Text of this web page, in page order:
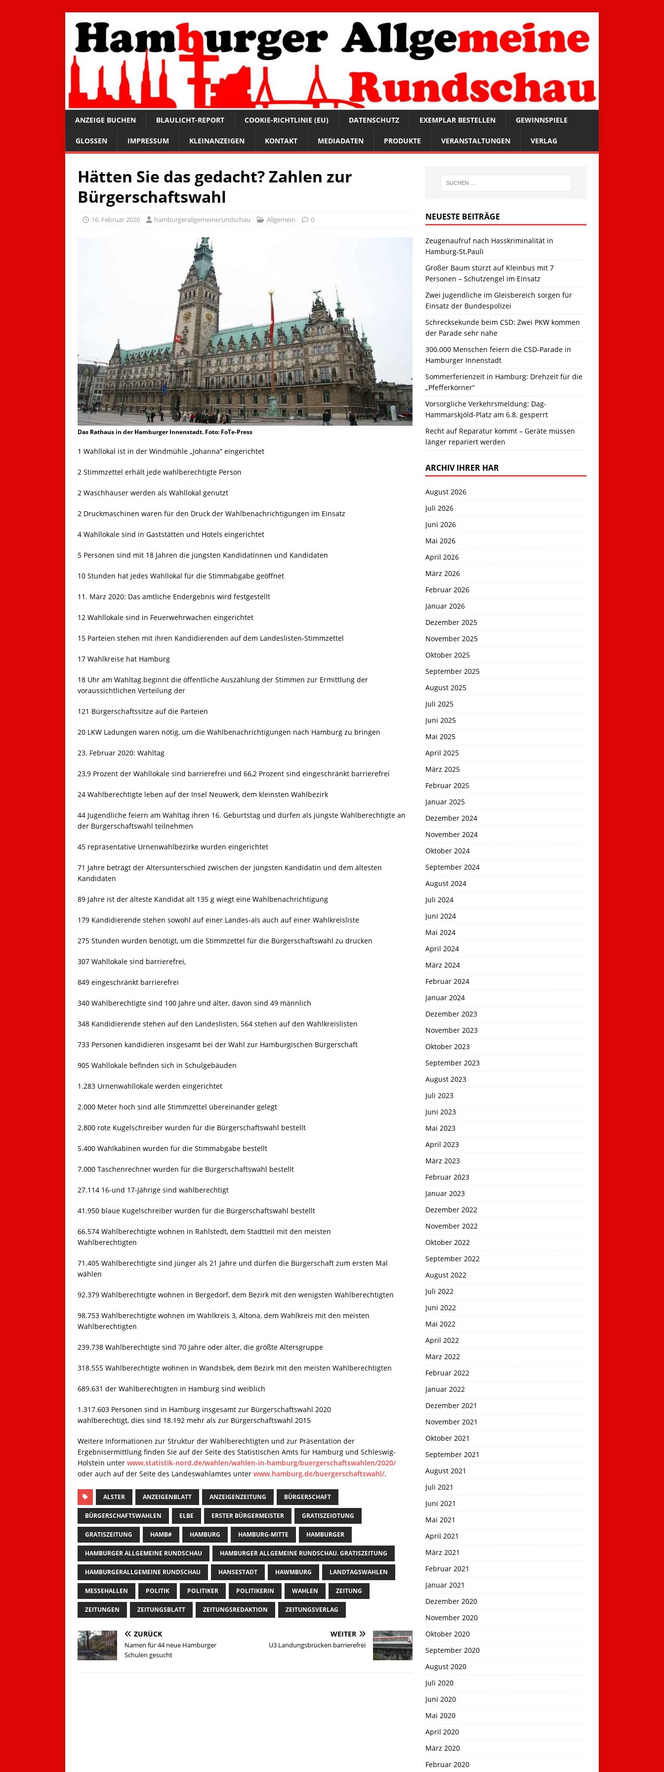
ANZEIGE BUCHEN BLAULICHT-REPORT COOKIE-RICHTLINIE (EU) DATENSCHUTZ EXEMPLAR BESTELLEN GEWINNSPIELE
GLOSSEN IMPRESSUM KLEINANZEIGEN KONTAKT MEDIADATEN PRODUKTE VERANSTALTUNGEN VERLAG
Hätten Sie das gedacht? Zahlen zur
Bürgerschaftswahl
16. Februar 2020 hamburgerallgemeinerundschau Allgemein 0
Das Rathaus in der Hamburger Innenstadt. Foto: FoTe-Press
1 Wahllokal ist in der Windmühle „Johanna“ eingerichtet
2 Stimmzettel erhält jede wahlberechtigte Person
2 Waschhäuser werden als Wahllokal genutzt
2 Druckmaschinen waren für den Druck der Wahlbenachrichtigungen im Einsatz
4 Wahllokale sind in Gaststätten und Hotels eingerichtet
5 Personen sind mit 18 Jahren die jüngsten Kandidatinnen und Kandidaten
10 Stunden hat jedes Wahllokal für die Stimmabgabe geöffnet
11. März 2020: Das amtliche Endergebnis wird festgestellt
12 Wahllokale sind in Feuerwehrwachen eingerichtet
15 Parteien stehen mit ihren Kandidierenden auf dem Landeslisten-Stimmzettel
17 Wahlkreise hat Hamburg
18 Uhr am Wahltag beginnt die öffentliche Auszählung der Stimmen zur Ermittlung der
voraussichtlichen Verteilung der
121 Bürgerschaftssitze auf die Parteien
20 LKW Ladungen waren nötig, um die Wahlbenachrichtigungen nach Hamburg zu bringen
23. Februar 2020: Wahltag
23,9 Prozent der Wahllokale sind barrierefrei und 66,2 Prozent sind eingeschränkt barrierefrei
24 Wahlberechtigte leben auf der Insel Neuwerk, dem kleinsten Wahlbezirk
44 Jugendliche feiern am Wahltag ihren 16. Geburtstag und dürfen als jüngste Wahlberechtigte an
der Bürgerschaftswahl teilnehmen
45 repräsentative Urnenwahlbezirke wurden eingerichtet
71 Jahre beträgt der Altersunterschied zwischen der jüngsten Kandidatin und dem ältesten
Kandidaten
89 Jahre ist der älteste Kandidat alt 135 g wiegt eine Wahlbenachrichtigung
179 Kandidierende stehen sowohl auf einer Landes-als auch auf einer Wahlkreisliste
275 Stunden wurden benötigt, um die Stimmzettel für die Bürgerschaftswahl zu drucken
307 Wahllokale sind barrierefrei,
849 eingeschränkt barrierefrei
340 Wahlberechtigte sind 100 Jahre und älter, davon sind 49 männlich
348 Kandidierende stehen auf den Landeslisten, 564 stehen auf den Wahlkreislisten
733 Personen kandidieren insgesamt bei der Wahl zur Hamburgischen Bürgerschaft
905 Wahllokale befinden sich in Schulgebäuden
1.283 Urnenwahllokale werden eingerichtet
2.000 Meter hoch sind alle Stimmzettel übereinander gelegt
2.800 rote Kugelschreiber wurden für die Bürgerschaftswahl bestellt
5.400 Wahlkabinen wurden für die Stimmabgabe bestellt
7.000 Taschenrechner wurden für die Bürgerschaftswahl bestellt
27.114 16-und 17-Jährige sind wahlberechtigt
41.950 blaue Kugelschreiber wurden für die Bürgerschaftswahl bestellt
66.574 Wahlberechtigte wohnen in Rahlstedt, dem Stadtteil mit den meisten
Wahlberechtigten
71.405 Wahlberechtigte sind jünger als 21 Jahre und dürfen die Bürgerschaft zum ersten Mal
wählen
92.379 Wahlberechtigte wohnen in Bergedorf, dem Bezirk mit den wenigsten Wahlberechtigten
98.753 Wahlberechtigte wohnen im Wahlkreis 3, Altona, dem Wahlkreis mit den meisten
Wahlberechtigten
239.738 Wahlberechtigte sind 70 Jahre oder älter, die größte Altersgruppe
318.555 Wahlberechtigte wohnen in Wandsbek, dem Bezirk mit den meisten Wahlberechtigten
689.631 der Wahlberechtigten in Hamburg sind weiblich
1.317.603 Personen sind in Hamburg insgesamt zur Bürgerschaftswahl 2020
wahlberechtigt, dies sind 18.192 mehr als zur Bürgerschaftswahl 2015
Weitere Informationen zur Struktur der Wahlberechtigten und zur Präsentation der
Ergebnisermittlung finden Sie auf der Seite des Statistischen Amts für Hamburg und Schleswig-
Holstein unter www.statistik-nord.de/wahlen/wahlen-in-hamburg/buergerschaftswahlen/2020/
oder auch auf der Seite des Landeswahlamtes unter www.hamburg.de/buergerschaftswahl/.
ALSTER ANZEIGENBLATT ANZEIGENZEITUNG BÜRGERSCHAFT
BÜRGERSCHAFTSWAHLEN ELBE ERSTER BÜRGERMEISTER GRATISZEIOTUNG
GRATISZEITUNG HAMB# HAMBURG HAMBURG-MITTE HAMBURGER
HAMBURGER ALLGEMEINE RUNDSCHAU HAMBURGER ALLGEMEINE RUNDSCHAU. GRATISZEITUNG
HAMBURGERALLGEMEINE RUNDSCHAU HANSESTADT HAWMBURG LANDTAGSWAHLEN
MESSEHALLEN POLITIK POLITIKER POLITIKERIN WAHLEN ZEITUNG
ZEITUNGEN ZEITUNGSBLATT ZEITUNGSREDAKTION ZEITUNGSVERLAG
ZURÜCK
Namen für 44 neue Hamburger
Schulen gesucht
WEITER
U3 Landungsbrücken barrierefrei
NEUESTE BEITRÄGE
Zeugenaufruf nach Hasskriminalität in
Hamburg-St.Pauli
Großer Baum stürzt auf Kleinbus mit 7
Personen – Schutzengel im Einsatz
Zwei Jugendliche im Gleisbereich sorgen für
Einsatz der Bundespolizei
Schrecksekunde beim CSD: Zwei PKW kommen
der Parade sehr nahe
300.000 Menschen feiern die CSD-Parade in
Hamburger Innenstadt
Sommerferienzeit in Hamburg: Drehzeit für die
„Pfefferkörner“
Vorsorgliche Verkehrsmeldung: Dag-
Hammarskjöld-Platz am 6.8. gesperrt
Recht auf Reparatur kommt – Geräte müssen
länger repariert werden
ARCHIV IHRER HAR
August 2026
Juli 2026
Juni 2026
Mai 2026
April 2026
März 2026
Februar 2026
Januar 2026
Dezember 2025
November 2025
Oktober 2025
September 2025
August 2025
Juli 2025
Juni 2025
Mai 2025
April 2025
März 2025
Februar 2025
Januar 2025
Dezember 2024
November 2024
Oktober 2024
September 2024
August 2024
Juli 2024
Juni 2024
Mai 2024
April 2024
März 2024
Februar 2024
Januar 2024
Dezember 2023
November 2023
Oktober 2023
September 2023
August 2023
Juli 2023
Juni 2023
Mai 2023
April 2023
März 2023
Februar 2023
Januar 2023
Dezember 2022
November 2022
Oktober 2022
September 2022
August 2022
Juli 2022
Juni 2022
Mai 2022
April 2022
März 2022
Februar 2022
Januar 2022
Dezember 2021
November 2021
Oktober 2021
September 2021
August 2021
Juli 2021
Juni 2021
Mai 2021
April 2021
März 2021
Februar 2021
Januar 2021
Dezember 2020
November 2020
Oktober 2020
September 2020
August 2020
Juli 2020
Juni 2020
Mai 2020
April 2020
März 2020
Februar 2020